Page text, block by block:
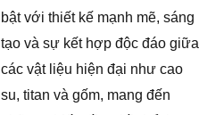
bật với thiết kế mạnh mẽ, sáng
tạo và sự kết hợp độc đáo giữa
các vật liệu hiện đại như cao
su, titan và gốm, mang đến